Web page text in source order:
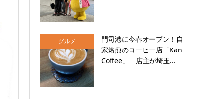
グルメ
門司港に今春オープン！自
家焙煎のコーヒー店「Kan
Coffee」 店主が埼玉...